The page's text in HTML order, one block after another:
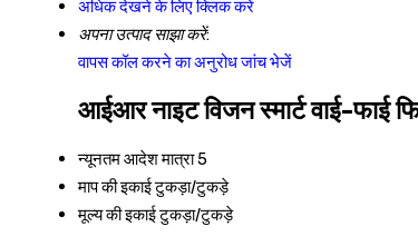
अधिक देखने के लिए क्लिक करें
अपना उत्पाद साझा करें:
वापस कॉल करने का अनुरोधजांच भेजें
आईआर नाइट विजन स्मार्ट वाई-फाई
न्यूनतम आदेश मात्रा5
माप की इकाईटुकड़ा/टुकड़े
मूल्य की इकाईटुकड़ा/टुकड़े